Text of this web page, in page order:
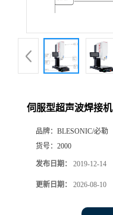
伺服型超声波焊接机
品牌： BLESONIC/必勒
货号： 2000
发布日期： 2019-12-14
更新日期： 2026-08-10